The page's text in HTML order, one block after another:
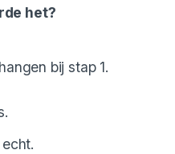
het?
bij stap 1.